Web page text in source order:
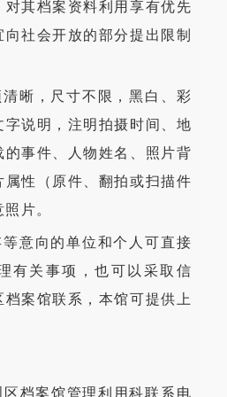
对其档案资料利用享有优先
社会开放的部分提出限制
晰，尺寸不限，黑白、彩
说明，注明拍摄时间、地
的事件、人物姓名、照片背
性（原件、翻拍或扫描件
片。
意向的单位和个人可直接
有关事项，也可以采取信
案馆联系，本馆可提供上
档案馆管理利用科联系电